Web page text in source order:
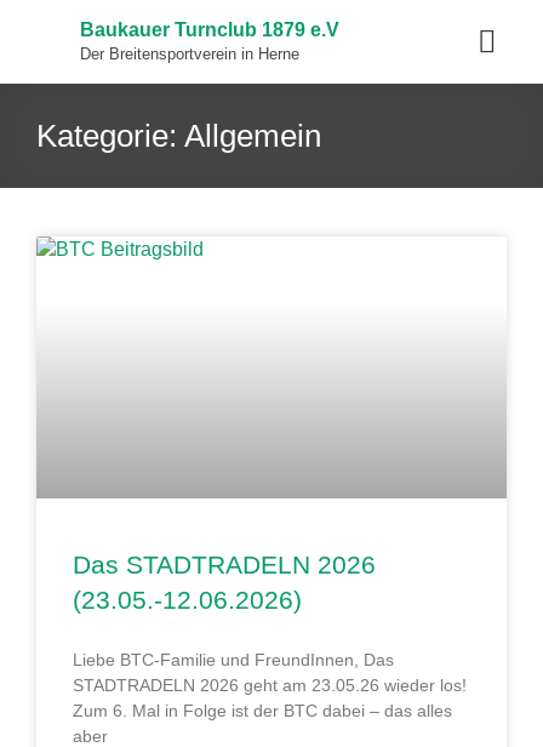
Baukauer Turnclub 1879 e.V
Der Breitensportverein in Herne
Kategorie: Allgemein
Das STADTRADELN 2026
(23.05.-12.06.2026)
Liebe BTC-Familie und FreundInnen, Das
STADTRADELN 2026 geht am 23.05.26 wieder los!
Zum 6. Mal in Folge ist der BTC dabei – das alles
aber